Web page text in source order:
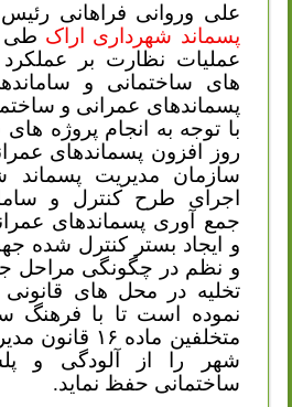
علی وروانی فراهانی رئیس
پسماند شهرداری اراک طی
عملیات نظارت بر
های ساختمانی و
پسماندهای عمرانی و
با توجه به انجام پروژه
روز افزون پسماندهای
سازمان مدیریت پسماند
اجرای طرح کنترل و
جمع آوری پسماندهای
و ایجاد بستر کنترل شده
و نظم در چگونگی مراحل
تخلیه در محل های
نموده است تا با فرهنگ
متخلفین ماده
شهر را از آلودگی و
ساختمانی حفظ نماید.